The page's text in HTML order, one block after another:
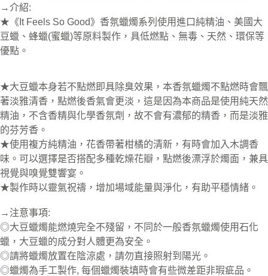
→介紹:
★《It Feels So Good》香氛蠟燭系列使用進口純精油、美國大
豆蠟、蜂蠟(蜜蠟)等原料製作，具低燃點、無毒、天然、環保等
優點。
★大豆蠟本身若不點燃即具除臭效果，本香氛蠟燭不點燃時會飄
著淡雅清香，點燃後香氣會更淡，這是因為本商品是使用純天然
精油，不含香精與化學香氛劑，故不會有濃郁的精香，而是淡雅
的芬芳香。
★使用複方純精油，花香帶著柑橘的清新，有時會加入木調香
味。可以選擇是否搭配多種乾燥花瓣，點燃後漂浮於燭面，兼具
視覺與嗅覺雙響宴。
★製作時以靈氣祝禱，增加場域能量與淨化，有助平穩情緒。
→注意事項:
◎大豆蠟燭能燃燒完全不殘留，不同於一般香氛蠟燭使用石化
蠟，大豆蠟的成分對人體更為安全。
◎請將蠟燭放置在陰涼處，請勿直接照射到陽光。
◎蠟燭為手工製作, 每個蠟燭裝填時會有些微差距非瑕疵品。